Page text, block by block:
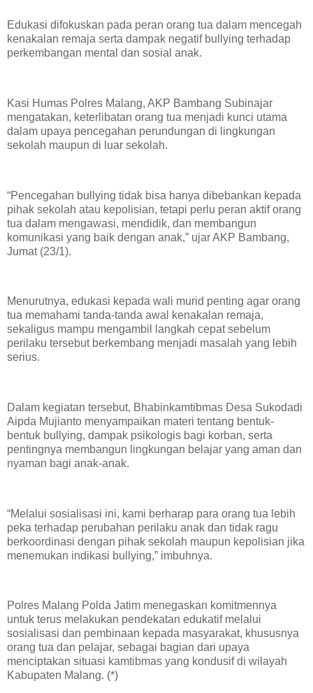
Edukasi difokuskan pada peran orang tua dalam mencegah
kenakalan remaja serta dampak negatif bullying terhadap
perkembangan mental dan sosial anak.
Kasi Humas Polres Malang, AKP Bambang Subinajar
mengatakan, keterlibatan orang tua menjadi kunci utama
dalam upaya pencegahan perundungan di lingkungan
sekolah maupun di luar sekolah.
“Pencegahan bullying tidak bisa hanya dibebankan kepada
pihak sekolah atau kepolisian, tetapi perlu peran aktif orang
tua dalam mengawasi, mendidik, dan membangun
komunikasi yang baik dengan anak,” ujar AKP Bambang,
Jumat (23/1).
Menurutnya, edukasi kepada wali murid penting agar orang
tua memahami tanda-tanda awal kenakalan remaja,
sekaligus mampu mengambil langkah cepat sebelum
perilaku tersebut berkembang menjadi masalah yang lebih
serius.
Dalam kegiatan tersebut, Bhabinkamtibmas Desa Sukodadi
Aipda Mujianto menyampaikan materi tentang bentuk-
bentuk bullying, dampak psikologis bagi korban, serta
pentingnya membangun lingkungan belajar yang aman dan
nyaman bagi anak-anak.
“Melalui sosialisasi ini, kami berharap para orang tua lebih
peka terhadap perubahan perilaku anak dan tidak ragu
berkoordinasi dengan pihak sekolah maupun kepolisian jika
menemukan indikasi bullying,” imbuhnya.
Polres Malang Polda Jatim menegaskan komitmennya
untuk terus melakukan pendekatan edukatif melalui
sosialisasi dan pembinaan kepada masyarakat, khususnya
orang tua dan pelajar, sebagai bagian dari upaya
menciptakan situasi kamtibmas yang kondusif di wilayah
Kabupaten Malang. (*)